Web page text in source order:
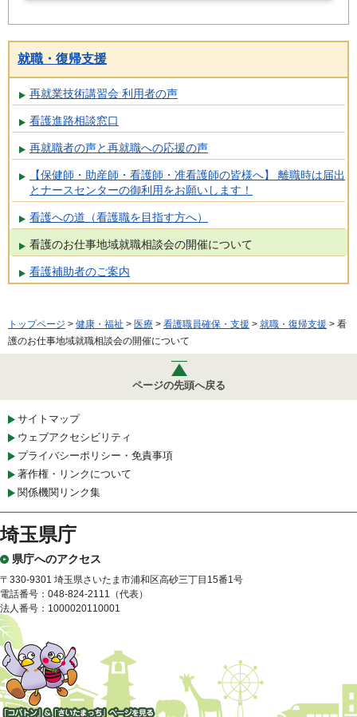
就職・復帰支援
再就業技術講習会 利用者の声
看護進路相談窓口
再就職者の声と再就職への応援の声
【保健師・助産師・看護師・准看護師の皆様へ】 離職時は届出
とナースセンターの御利用をお願いします！
看護への道（看護職を目指す方へ）
看護のお仕事地域就職相談会の開催について
看護補助者のご案内
トップページ > 健康・福祉 > 医療 > 看護職員確保・支援 > 就職・復帰支援 > 看
護のお仕事地域就職相談会の開催について
ページの先頭へ戻る
サイトマップ
ウェブアクセシビリティ
プライバシーポリシー・免責事項
著作権・リンクについて
関係機関リンク集
埼玉県庁
県庁へのアクセス
〒330-9301 埼玉県さいたま市浦和区高砂三丁目15番1号
電話番号：048-824-2111（代表）
法人番号：1000020110001